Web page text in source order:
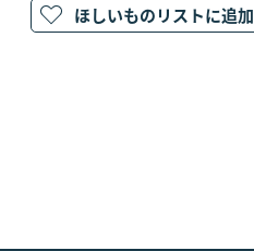
ほしいものリストに追加